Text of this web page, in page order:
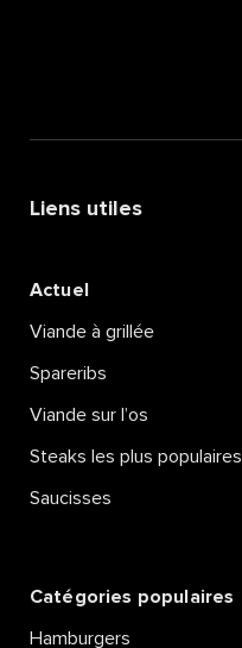
Liens utiles
Actuel
Viande à grillée
Spareribs
Viande sur l’os
Steaks les plus populaires
Saucisses
Catégories populaires
Hamburgers